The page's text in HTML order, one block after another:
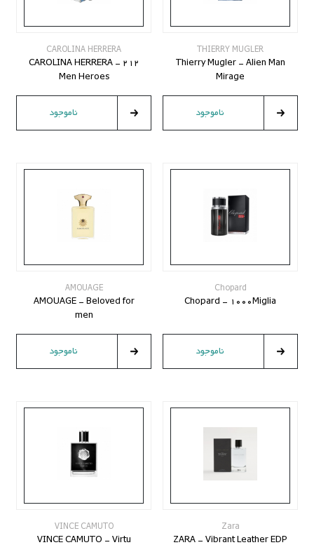
THIERRY MUGLER
Thierry Mugler - Alien Man
Mirage
ناموجود
CAROLINA HERRERA
CAROLINA HERRERA - 212
Men Heroes
ناموجود
Chopard
Chopard - 1000Miglia
ناموجود
AMOUAGE
AMOUAGE - Beloved for
men
ناموجود
Zara
ZARA - Vibrant Leather EDP
VINCE CAMUTO
VINCE CAMUTO - Virtu